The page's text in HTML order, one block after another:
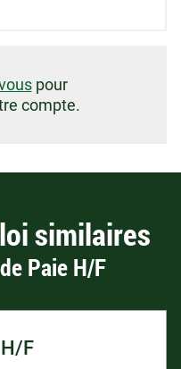
pour
compte.
similaires
Paie H/F
F